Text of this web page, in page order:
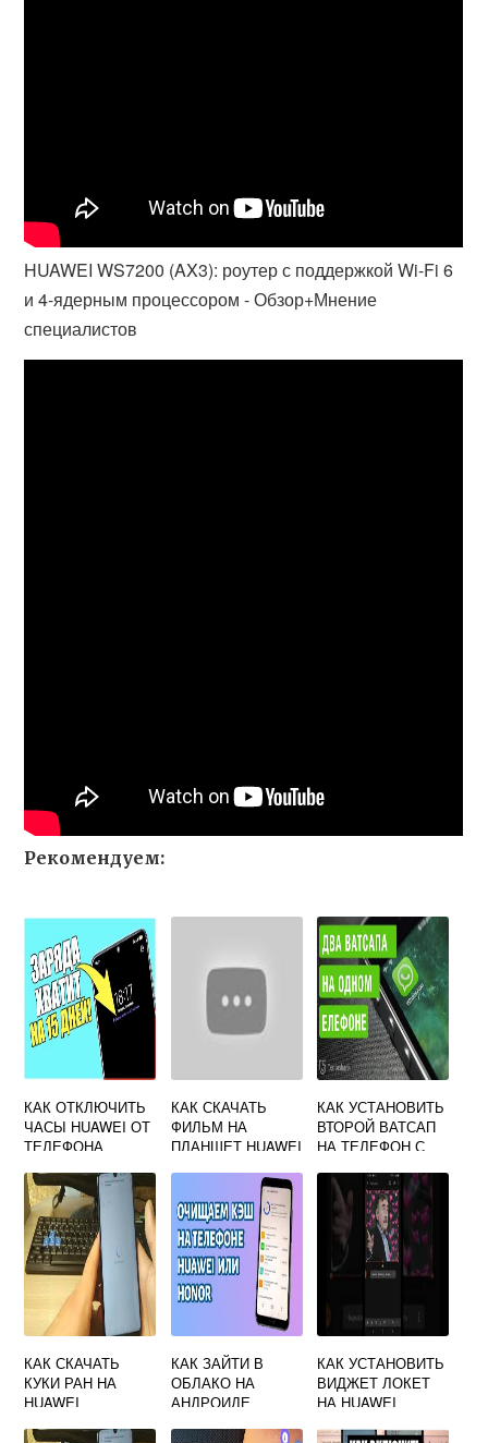
HUAWEI WS7200 (AX3): роутер с поддержкой Wi-Fi 6
и 4-ядерным процессором - Обзор+Мнение
специалистов
Рекомендуем:
КАК ОТКЛЮЧИТЬ
ЧАСЫ HUAWEI ОТ
ТЕЛЕФОНА
КАК СКАЧАТЬ
ФИЛЬМ НА
ПЛАНШЕТ HUAWEI
КАК УСТАНОВИТЬ
ВТОРОЙ ВАТСАП
НА ТЕЛЕФОН С
КАРТАМИ HUAWEI
КАК СКАЧАТЬ
КУКИ РАН НА
HUAWEI
КАК ЗАЙТИ В
ОБЛАКО НА
АНДРОИДЕ
КАК УСТАНОВИТЬ
ВИДЖЕТ ЛОКЕТ
НА HUAWEI